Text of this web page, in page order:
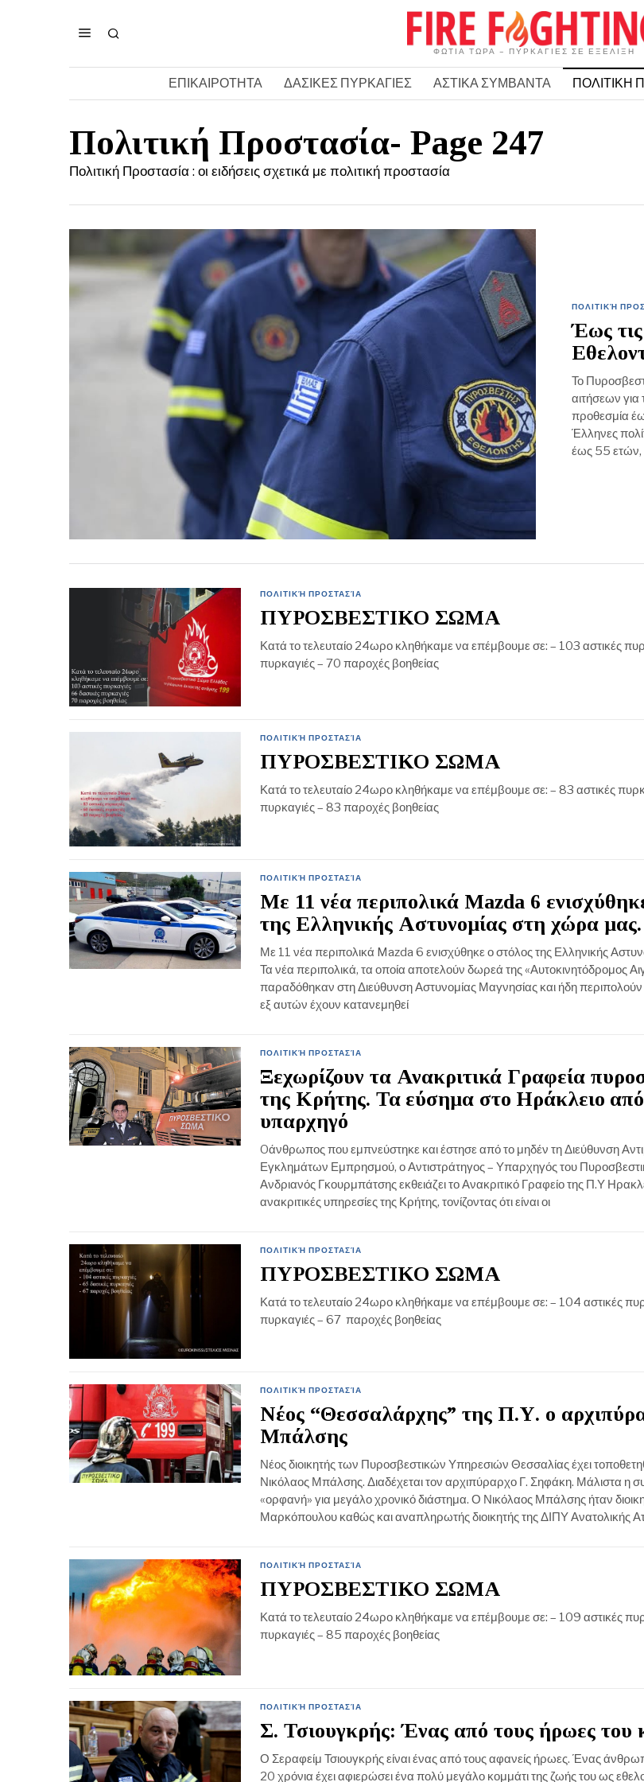
ΦΩΤΙΑ ΤΩΡΑ – ΠΥΡΚΑΓΙΕΣ ΣΕ ΕΞΕΛΙΞΗ
ΕΠΙΚΑΙΡΟΤΗΤΑ ΔΑΣΙΚΕΣ ΠΥΡΚΑΓΙΕΣ ΑΣΤΙΚΑ ΣΥΜΒΑΝΤΑ ΠΟΛΙΤΙΚΗ
Πολιτική Προστασία- Page 247
Πολιτική Προστασία : οι ειδήσεις σχετικά με πολιτική προστασία
ΠΟΛΙΤΙΚΉ
Έως τις
Το
αιτήσεων για
προθεσμία
Έλληνες
έως 55 ετών,
ΠΟΛΙΤΙΚΉ ΠΡΟΣΤΑΣΊΑ
ΠΥΡΟΣΒΕΣΤΙΚΟ ΣΩΜΑ
Κατά το τελευταίο 24ωρο κληθήκαμε να επέμβουμε σε: – 103 αστικές
πυρκαγιές – 70 παροχές βοηθείας
ΠΟΛΙΤΙΚΉ ΠΡΟΣΤΑΣΊΑ
ΠΥΡΟΣΒΕΣΤΙΚΟ ΣΩΜΑ
Κατά το τελευταίο 24ωρο κληθήκαμε να επέμβουμε σε: – 83 αστικές
πυρκαγιές – 83 παροχές βοηθείας
ΠΟΛΙΤΙΚΉ ΠΡΟΣΤΑΣΊΑ
Με 11 νέα περιπολικά Mazda 6
της Ελληνικής Αστυνομίας στη χώρα μας.
Με 11 νέα περιπολικά Mazda 6 ενισχύθηκε ο στόλος της Ελληνικής
Τα νέα περιπολικά, τα οποία αποτελούν δωρεά της «Αυτοκινητόδρομος
παραδόθηκαν στη Διεύθυνση Αστυνομίας Μαγνησίας και ήδη
εξ αυτών έχουν κατανεμηθεί
ΠΟΛΙΤΙΚΉ ΠΡΟΣΤΑΣΊΑ
Ξεχωρίζουν τα Ανακριτικά Γραφεία
της Κρήτης. Τα εύσημα στο Ηράκλειο
υπαρχηγό
Oάνθρωπος που εμπνεύστηκε και έστησε από το μηδέν τη Διεύθυνση
Εγκλημάτων Εμπρησμού, ο Αντιστράτηγος – Υπαρχηγός του
Ανδριανός Γκουρμπάτσης εκθειάζει το Ανακριτικό Γραφείο της Π.Υ
ανακριτικές υπηρεσίες της Κρήτης, τονίζοντας ότι είναι οι
ΠΟΛΙΤΙΚΉ ΠΡΟΣΤΑΣΊΑ
ΠΥΡΟΣΒΕΣΤΙΚΟ ΣΩΜΑ
Κατά το τελευταίο 24ωρο κληθήκαμε να επέμβουμε σε: – 104 αστικές
πυρκαγιές – 67 παροχές βοηθείας
ΠΟΛΙΤΙΚΉ ΠΡΟΣΤΑΣΊΑ
Νέος “Θεσσαλάρχης” της Π.Υ. ο
Μπάλσης
Νέος διοικητής των Πυροσβεστικών Υπηρεσιών Θεσσαλίας έχει
Νικόλαος Μπάλσης. Διαδέχεται τον αρχιπύραρχο Γ. Σηφάκη. Μάλιστα η
«ορφανή» για μεγάλο χρονικό διάστημα. Ο Νικόλαος Μπάλσης ήταν
Μαρκόπουλου καθώς και αναπληρωτής διοικητής της ΔΙΠΥ Ανατολικής
ΠΟΛΙΤΙΚΉ ΠΡΟΣΤΑΣΊΑ
ΠΥΡΟΣΒΕΣΤΙΚΟ ΣΩΜΑ
Κατά το τελευταίο 24ωρο κληθήκαμε να επέμβουμε σε: – 109 αστικές
πυρκαγιές – 85 παροχές βοηθείας
ΠΟΛΙΤΙΚΉ ΠΡΟΣΤΑΣΊΑ
Σ. Τσιουγκρής: Ένας από τους ήρωες του
Ο Σεραφείμ Τσιουγκρής είναι ένας από τους αφανείς ήρωες. Ένας
20 χρόνια έχει αφιερώσει ένα πολύ μεγάλο κομμάτι της ζωής του ως